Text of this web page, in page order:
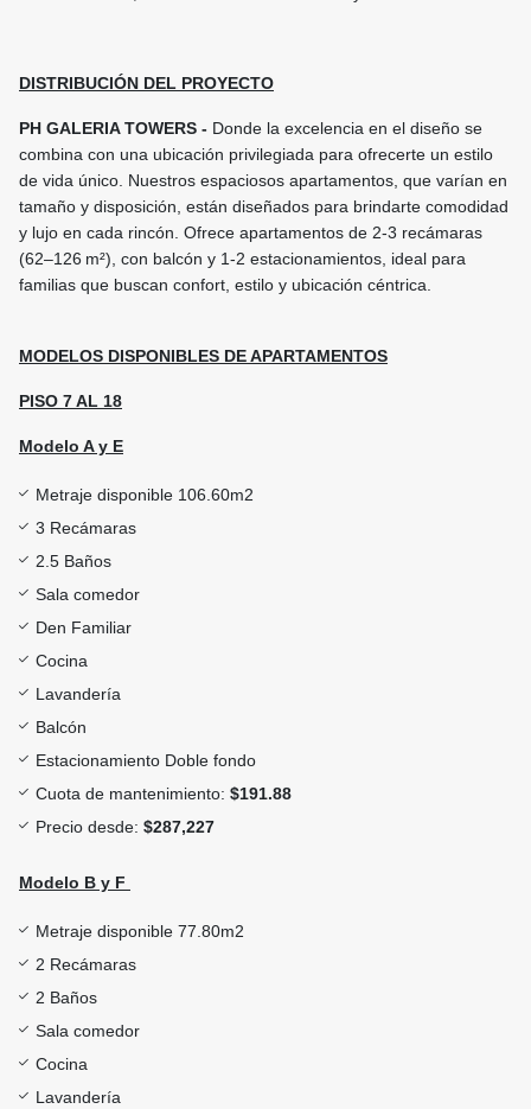
DISTRIBUCIÓN DEL PROYECTO
PH GALERIA TOWERS - Donde la excelencia en el diseño se
combina con una ubicación privilegiada para ofrecerte un estilo
de vida único. Nuestros espaciosos apartamentos, que varían en
tamaño y disposición, están diseñados para brindarte comodidad
y lujo en cada rincón. Ofrece apartamentos de 2‑3 recámaras
(62–126 m²), con balcón y 1‑2 estacionamientos, ideal para
familias que buscan confort, estilo y ubicación céntrica.
MODELOS DISPONIBLES DE APARTAMENTOS
PISO 7 AL 18
Modelo A y E
Metraje disponible 106.60m2
3 Recámaras
2.5 Baños
Sala comedor
Den Familiar
Cocina
Lavandería
Balcón
Estacionamiento Doble fondo
Cuota de mantenimiento: $191.88
Precio desde: $287,227
Modelo B y F
Metraje disponible 77.80m2
2 Recámaras
2 Baños
Sala comedor
Cocina
Lavandería